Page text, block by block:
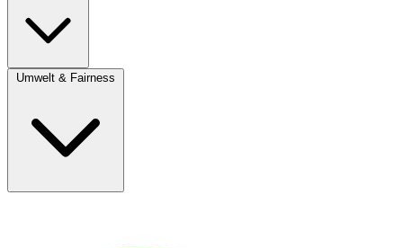
Umwelt & Fairness